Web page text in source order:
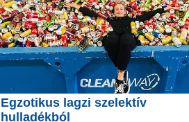
Egzotikus lagzi szelektív
hulladékból